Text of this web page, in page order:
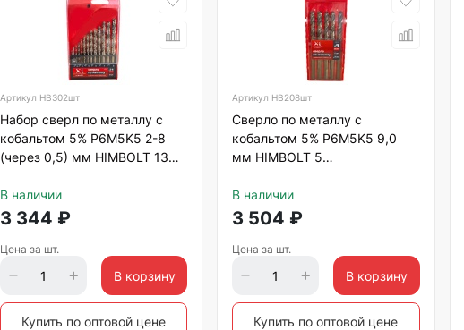
Артикул HB302шт
Набор сверл по металлу с
кобальтом 5% P6M5K5 2-8
(через 0,5) мм HIMBOLT 13
В наличии
3 344 ₽
Цена за шт.
В корзину
Купить по оптовой цене
Артикул HB208шт
Сверло по металлу с
кобальтом 5% P6M5K5 9,0
мм HIMBOLT 5
В наличии
3 504 ₽
Цена за шт.
В корзину
Купить по оптовой цене